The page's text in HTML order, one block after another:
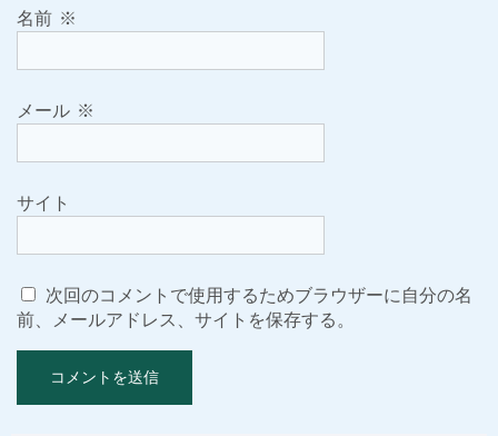
名前 ※
メール ※
サイト
次回のコメントで使用するためブラウザーに自分の名
前、メールアドレス、サイトを保存する。